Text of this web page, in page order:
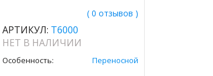
( 0 отзывов )
АРТИКУЛ: T6000
НЕТ В НАЛИЧИИ
Особенность: Переносной